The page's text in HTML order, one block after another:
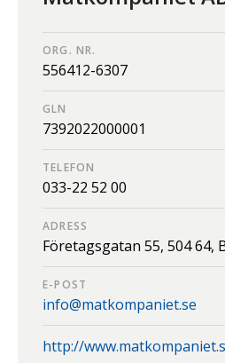
ORG. NR.
556412-6307
GLN
7392022000001
TELEFON
033-22 52 00
ADRESS
Företagsgatan 55, 504 64,
E-POST
info@matkompaniet.se
http://